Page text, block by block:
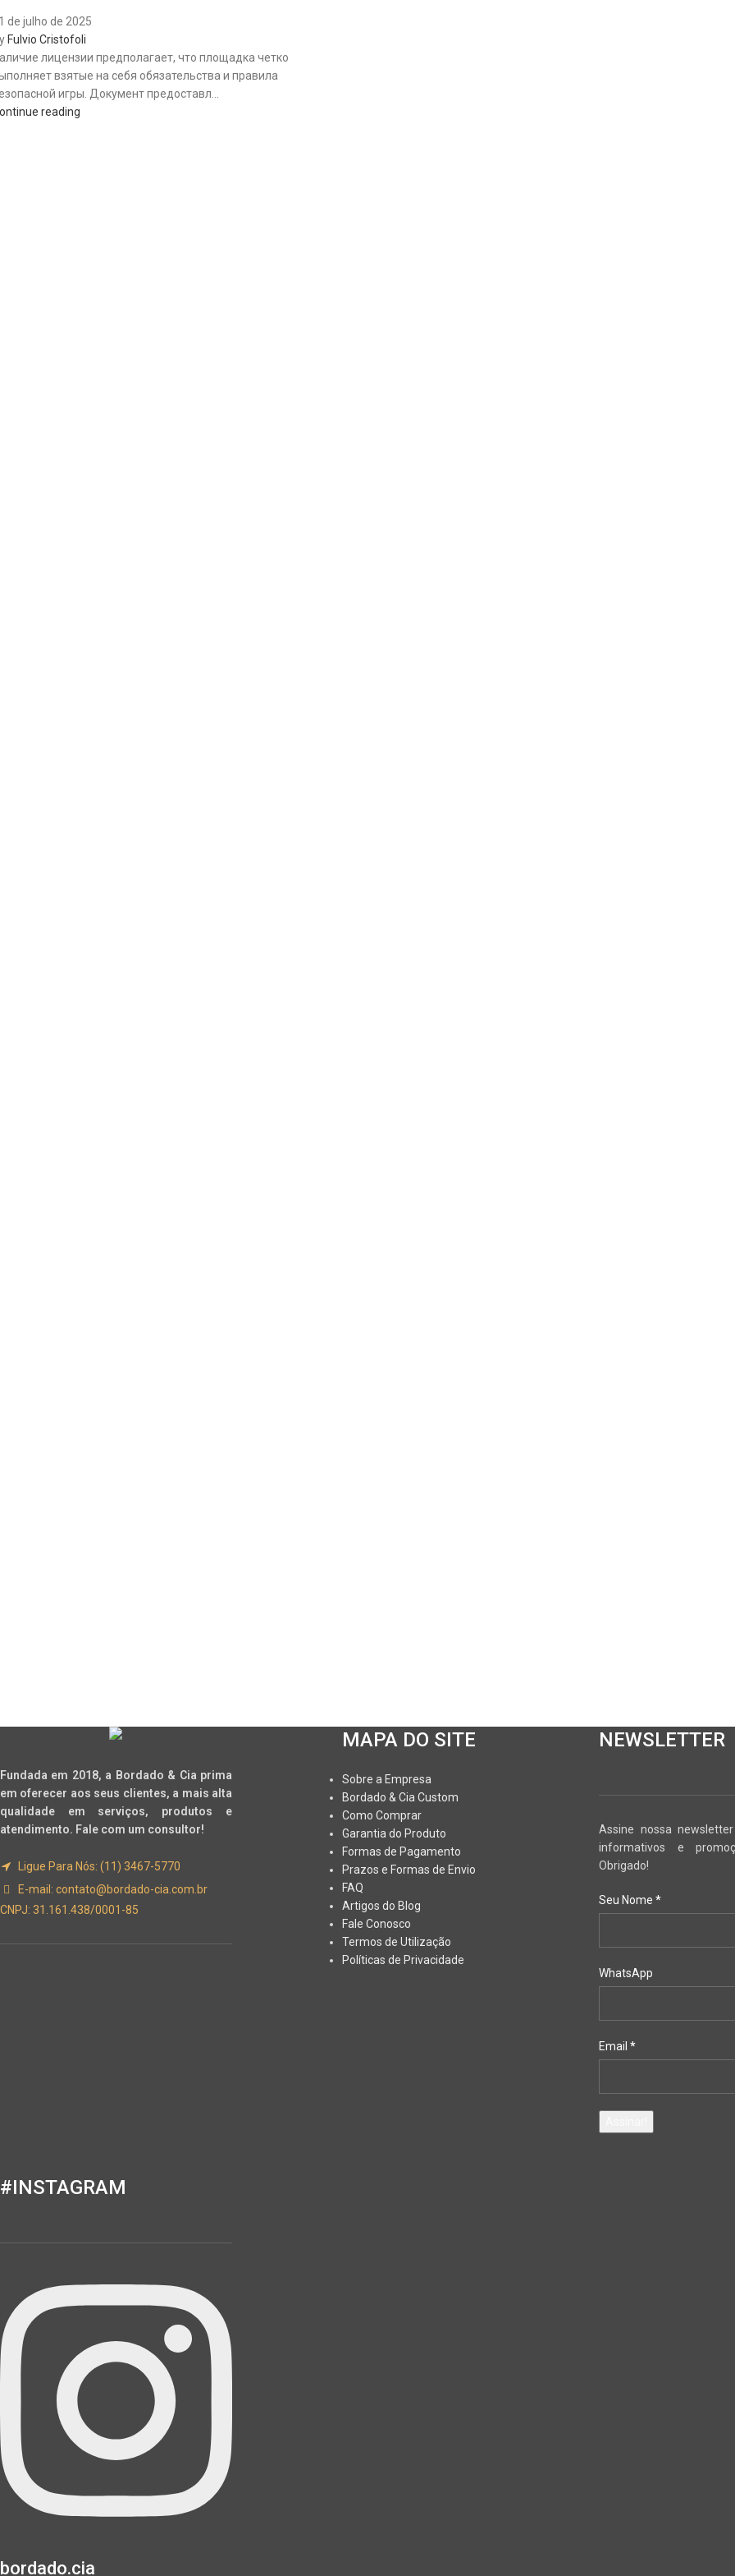
de julho de 2025
Fulvio Cristofoli
лицензии предполагает, что площадка четко
взятые на себя обязательства и правила
игры. Документ предоставл...
reading
Fundada em 2018, a Bordado & Cia prima
em oferecer aos seus clientes, a mais alta
qualidade em serviços, produtos e
atendimento. Fale com um consultor!
Ligue Para Nós: (11) 3467-5770
E-mail: contato@bordado-cia.com.br
CNPJ: 31.161.438/0001-85
MAPA DO SITE
Sobre a Empresa
Bordado & Cia Custom
Como Comprar
Garantia do Produto
Formas de Pagamento
Prazos e Formas de Envio
FAQ
Artigos do Blog
Fale Conosco
Termos de Utilização
Políticas de Privacidade
NEWSLETTER
Assine nossa
informativos e
Obrigado!
Seu Nome*
WhatsApp
Email*
#INSTAGRAM
bordado.cia